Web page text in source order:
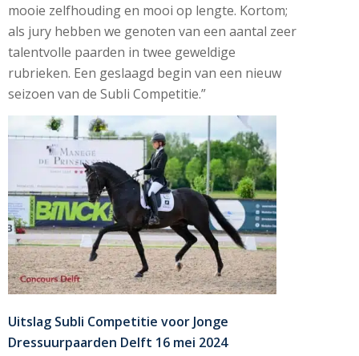
mooie zelfhouding en mooi op lengte. Kortom;
als jury hebben we genoten van een aantal zeer
talentvolle paarden in twee geweldige
rubrieken. Een geslaagd begin van een nieuw
seizoen van de Subli Competitie.”
Uitslag Subli Competitie voor Jonge
Dressuurpaarden Delft 16 mei 2024